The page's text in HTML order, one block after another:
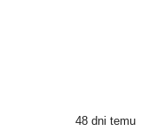
48 dni temu